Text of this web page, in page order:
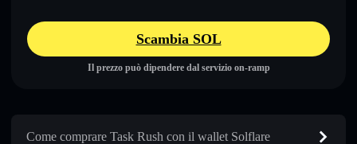
Scambia SOL
Il prezzo può dipendere dal servizio on-ramp
Come comprare Task Rush con il wallet Solflare